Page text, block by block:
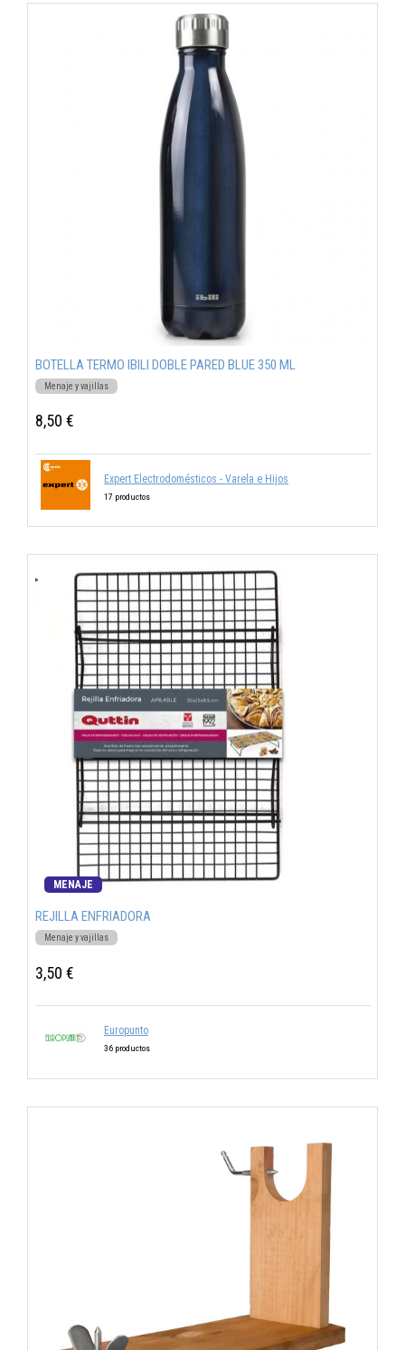
BOTELLA TERMO IBILI DOBLE PARED BLUE 350 ML
Menaje y vajillas
8,50 €
Expert Electrodomésticos - Varela e Hijos
17 productos
MENAJE
REJILLA ENFRIADORA
Menaje y vajillas
3,50 €
Europunto
36 productos